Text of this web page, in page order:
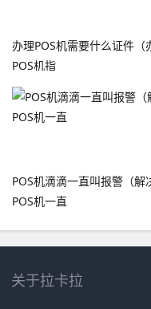
办理POS机需要什么证件（
POS机指
POS机滴滴一直叫报警（解
POS机一直
关于拉卡拉